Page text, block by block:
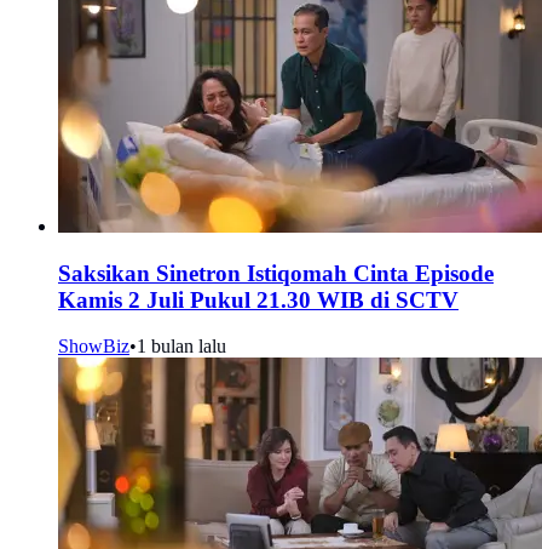
Saksikan Sinetron Istiqomah Cinta Episode
Kamis 2 Juli Pukul 21.30 WIB di SCTV
ShowBiz•1 bulan lalu